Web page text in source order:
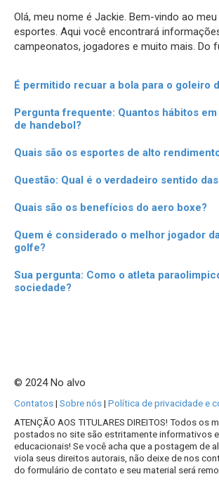
Olá, meu nome é Jackie. Bem-vindo ao
esportes. Aqui você encontrará
campeonatos, jogadores e muito mais. Do
É permitido recuar a bola para o goleiro
Pergunta frequente: Quantos hábitos
de handebol?
Quais são os esportes de alto
Questão: Qual é o verdadeiro sentido
Quais são os benefícios do aero boxe?
Quem é considerado o melhor jogador
golfe?
Sua pergunta: Como o atleta
sociedade?
© 2024 No alvo
Contatos| Sobre nós| Política de privacidade e
ATENÇÃO AOS TITULARES DIREITOS! Todos os
postados no site são estritamente informativos e
educacionais! Se você acha que a postagem de
viola seus direitos autorais, não deixe de nos
do formulário de contato e seu material será